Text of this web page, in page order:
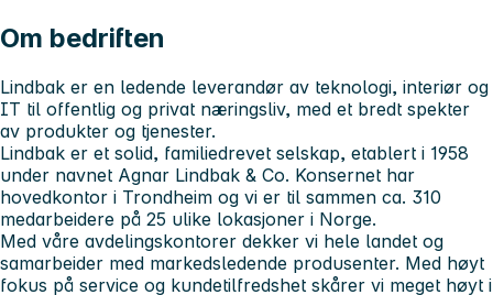
Om bedriften
Lindbak er en ledende leverandør av teknologi, interiør og
IT til offentlig og privat næringsliv, med et bredt spekter
av produkter og tjenester.
Lindbak er et solid, familiedrevet selskap, etablert i 1958
under navnet Agnar Lindbak & Co. Konsernet har
hovedkontor i Trondheim og vi er til sammen ca. 310
medarbeidere på 25 ulike lokasjoner i Norge.
Med våre avdelingskontorer dekker vi hele landet og
samarbeider med markedsledende produsenter. Med høyt
fokus på service og kundetilfredshet skårer vi meget høyt i